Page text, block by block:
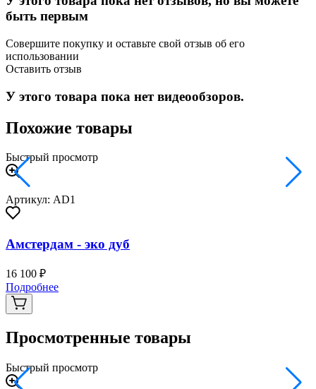
быть первым
Совершите покупку и оставьте свой отзыв об его
использовании
Оставить отзыв
У этого товара пока нет видеообзоров.
Похожие товары
Быстрый просмотр
Артикул: AD1
Амстердам - эко дуб
16 100 ₽
Подробнее
Просмотренные товары
Быстрый просмотр